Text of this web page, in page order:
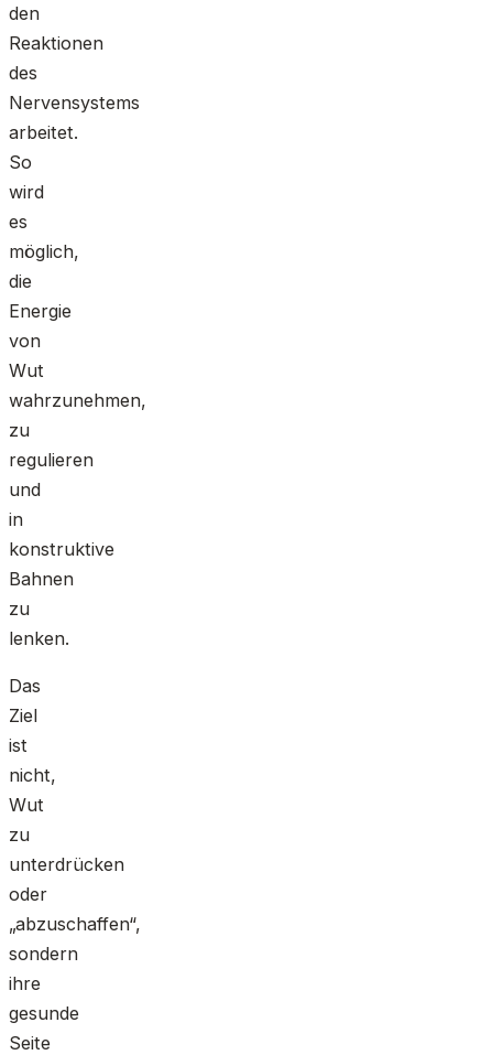
den
Reaktionen
des
Nervensystems
arbeitet.
So
wird
es
möglich,
die
Energie
von
Wut
wahrzunehmen,
zu
regulieren
und
in
konstruktive
Bahnen
zu
lenken.
Das
Ziel
ist
nicht,
Wut
zu
unterdrücken
oder
„abzuschaffen“,
sondern
ihre
gesunde
Seite